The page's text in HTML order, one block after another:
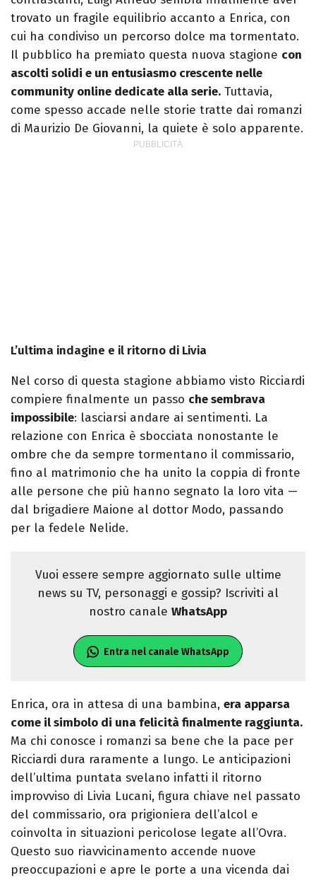
trovato un fragile equilibrio accanto a Enrica, con
cui ha condiviso un percorso dolce ma tormentato.
Il pubblico ha premiato questa nuova stagione con
ascolti solidi e un entusiasmo crescente nelle
community online dedicate alla serie. Tuttavia,
come spesso accade nelle storie tratte dai romanzi
di Maurizio De Giovanni, la quiete è solo apparente.
L’ultima indagine e il ritorno di Livia
Nel corso di questa stagione abbiamo visto Ricciardi
compiere finalmente un passo che sembrava
impossibile: lasciarsi andare ai sentimenti. La
relazione con Enrica è sbocciata nonostante le
ombre che da sempre tormentano il commissario,
fino al matrimonio che ha unito la coppia di fronte
alle persone che più hanno segnato la loro vita —
dal brigadiere Maione al dottor Modo, passando
per la fedele Nelide.
Vuoi essere sempre aggiornato sulle ultime
news su TV, personaggi e gossip? Iscriviti al
nostro canale WhatsApp
Entra nel canale WhatsApp
Enrica, ora in attesa di una bambina, era apparsa
come il simbolo di una felicità finalmente raggiunta.
Ma chi conosce i romanzi sa bene che la pace per
Ricciardi dura raramente a lungo. Le anticipazioni
dell’ultima puntata svelano infatti il ritorno
improvviso di Livia Lucani, figura chiave nel passato
del commissario, ora prigioniera dell’alcol e
coinvolta in situazioni pericolose legate all’Ovra.
Questo suo riavvicinamento accende nuove
preoccupazioni e apre le porte a una vicenda dai